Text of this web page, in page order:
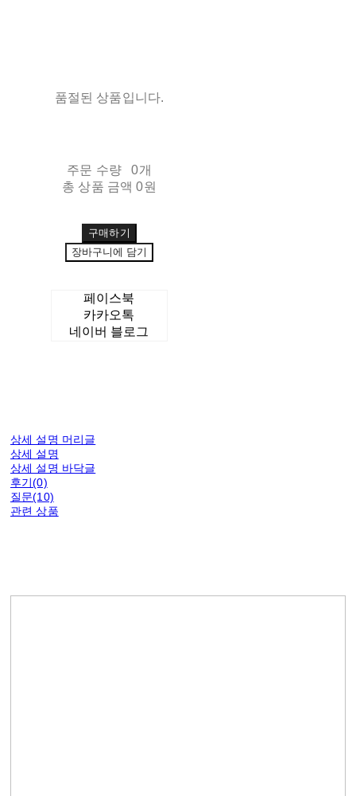
품절된 상품입니다.
주문 수량
0개
총 상품 금액 0원
구매하기
장바구니에 담기
페이스북
카카오톡
네이버 블로그
상세 설명 머리글
상세 설명
상세 설명 바닥글
후기(0)
질문(10)
관련 상품